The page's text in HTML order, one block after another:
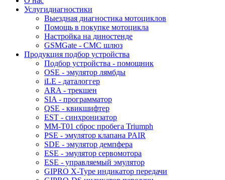
Услугидиагностики
Выездная диагностика мотоциклов
Помощь в покупке мотоцикла
Настройка на диностенде
GSMGate - СМС шлюз
Продукция подбор устройства
Подбор устройства - помощник
OSE - эмулятор лямбды
iLE - даталоггер
ARA - трекшен
SIA - программатор
QSE - квикшифтер
EST - синхронизатор
MM-T01 сброс пробега Triumph
PSE - эмулятор клапана PAIR
SDE - эмулятор демпфера
ESE - эмулятор сервомотора
ESE - управляемый эмулятор
GIPRO X-Type индикатор передачи